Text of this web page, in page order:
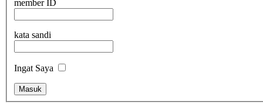
member ID
kata sandi
Ingat Saya